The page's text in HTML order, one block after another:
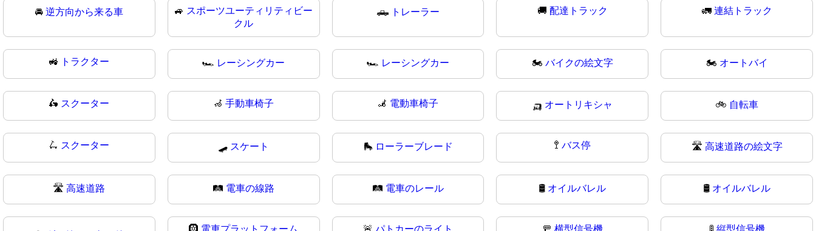
🚘逆方向から来る車 🚙 スポーツユーティリティビー
クル
🛻 トレーラー 🚚 配達トラック 🚛 連結トラック
🚜 トラクター 🏎️ レーシングカー 🏎 レーシングカー 🏍️ バイクの絵文字 🏍 オートバイ
🛵 スクーター 🦽手動車椅子 🦼 電動車椅子 🛺 オートリキシャ 🚲 自転車
🛴 スクーター 🛹 スケート 🛼 ローラーブレード 🚏 バス停 🛣️ 高速道路の絵文字
🛣高速道路 🛤️ 電車の線路 🛤 電車のレール 🛢️ オイルバレル 🛢 オイルバレル